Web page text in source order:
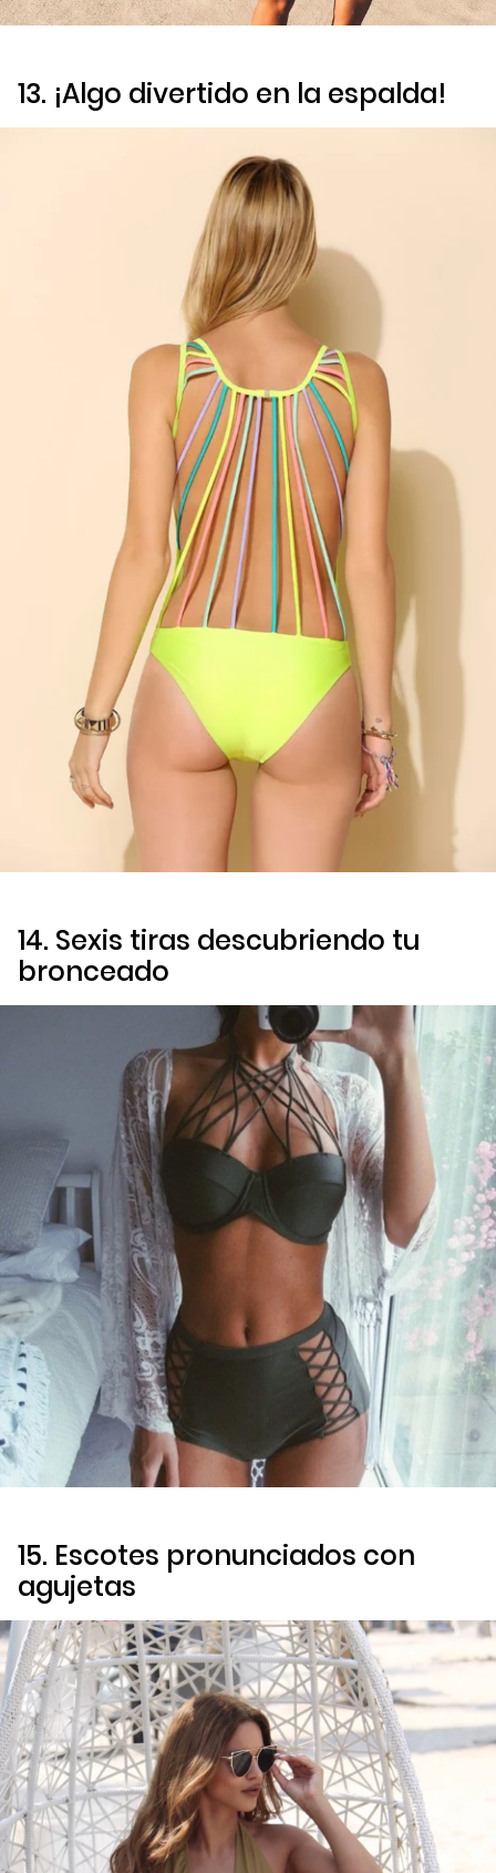
13. ¡Algo divertido en la espalda!
14. Sexis tiras descubriendo tu
bronceado
15. Escotes pronunciados con
agujetas